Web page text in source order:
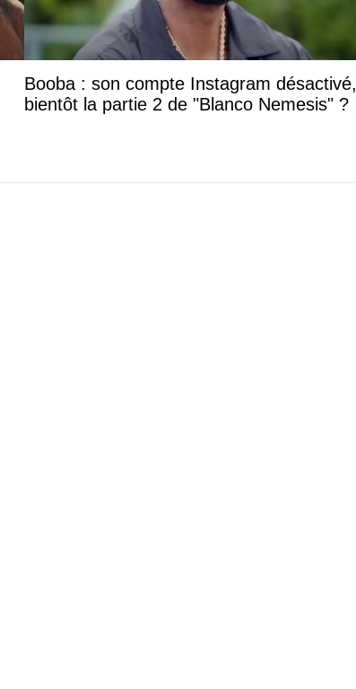
Booba : son compte Instagram désactivé,
bientôt la partie 2 de "Blanco Nemesis" ?